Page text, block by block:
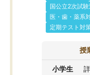
国公立2次試
医・歯・薬系
定期テスト対
授
小学生